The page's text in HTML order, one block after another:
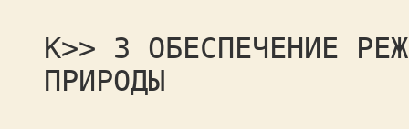
К>> 3 ОБЕСПЕЧЕНИЕ
ПРИРОДЫ